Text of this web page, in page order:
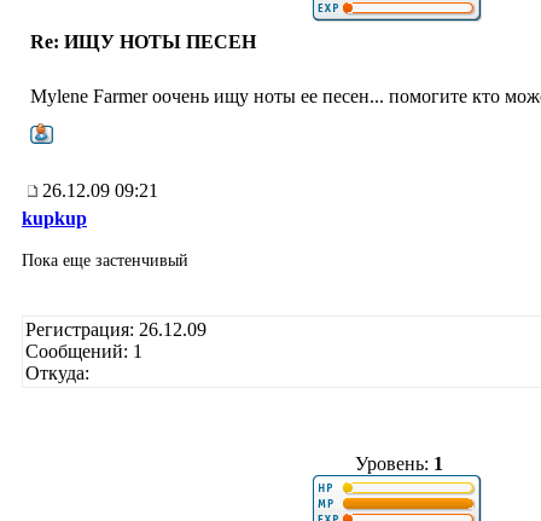
Re: ИЩУ НОТЫ ПЕСЕН
Mylene Farmer оочень ищу ноты ее песен... помогите кто
26.12.09 09:21
kupkup
Пока еще застенчивый
Регистрация: 26.12.09
Сообщений: 1
Откуда:
Уровень: 1